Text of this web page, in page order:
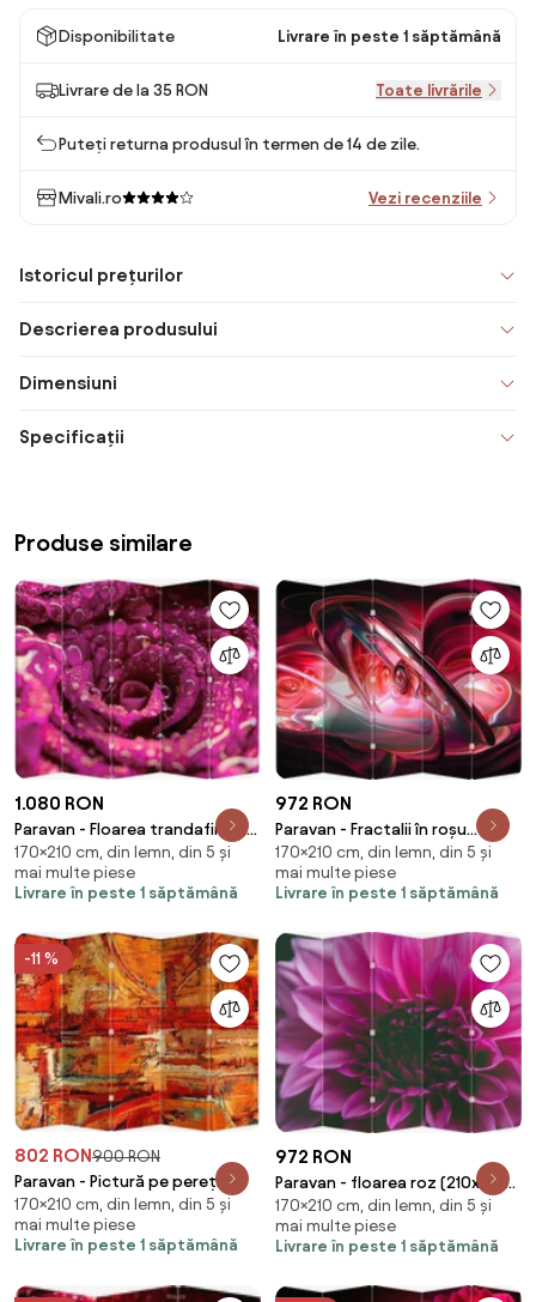
Disponibilitate Livrare în peste 1 săptămână
Livrare de la 35 RON Toate livrările
Puteți returna produsul în termen de 14 de zile.
Mivali.ro Vezi recenziile
Istoricul prețurilor
Descrierea produsului
Dimensiuni
Specificații
Produse similare
1.080 RON
Paravan - Floarea trandafirului
roz (210x170 cm)
170×210 cm, din lemn, din 5 și
mai multe piese
Livrare în peste 1 săptămână
972 RON
Paravan - Fractalii în roșu
(210x170 cm)
170×210 cm, din lemn, din 5 și
mai multe piese
Livrare în peste 1 săptămână
-11 %
802 RON900 RON
Paravan - Pictură pe pereți
(210x170 cm)
170×210 cm, din lemn, din 5 și
mai multe piese
Livrare în peste 1 săptămână
972 RON
Paravan - floarea roz (210x170
cm)
170×210 cm, din lemn, din 5 și
mai multe piese
Livrare în peste 1 săptămână